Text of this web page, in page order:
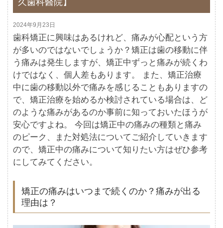
久歯科醫院】
2024年9月23日
歯科矯正に興味はあるけれど、痛みが心配という方
が多いのではないでしょうか？矯正は歯の移動に伴
う痛みは発生しますが、矯正中ずっと痛みが続くわ
けではなく、個人差もあります。 また、矯正治療
中に歯の移動以外で痛みを感じることもありますの
で、矯正治療を始めるか検討されている場合は、ど
のような痛みがあるのか事前に知っておいたほうが
安心ですよね。 今回は矯正中の痛みの種類と痛み
のピーク、また対処法についてご紹介していきます
ので、矯正中の痛みについて知りたい方はぜひ参考
にしてみてください。
矯正の痛みはいつまで続くのか？痛みが出る
理由は？